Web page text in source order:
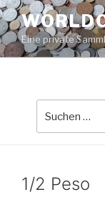
Zum
Inhalt
springenEine private
1/2 Peso